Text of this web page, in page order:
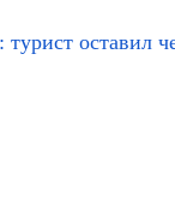
оставил